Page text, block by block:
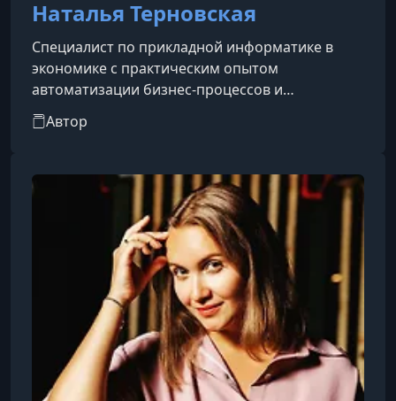
Наталья Терновская
Специалист по прикладной информатике в
экономике с практическим опытом
автоматизации бизнес-процессов и
управленческого учёта. В своей работе она
помогает выстраивать эффективную систему
делая сложные экономические и технические
инструменты понятными и применимыми в
повседневной деятельности бизнеса.
Автор